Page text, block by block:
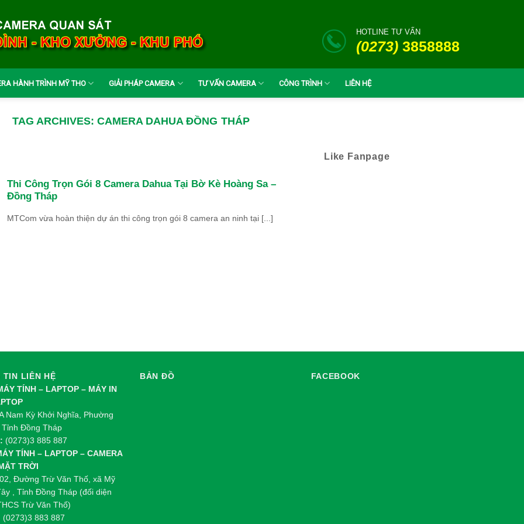
HOTLINE TƯ VẤN
(0273) 3858888
HÀNH TRÌNH MỸ THO GIẢI PHÁP CAMERA TƯ VẤN CAMERA CÔNG TRÌNH LIÊN HỆ
TAG ARCHIVES:CAMERA DAHUA ĐỒNG THÁP
Thi Công Trọn Gói 8 Camera Dahua Tại Bờ Kè Hoàng Sa –
Đồng Tháp
MTCom vừa hoàn thiện dự án thi công trọn gói 8 camera an ninh tại [...]
Like Fanpage
TIN LIÊN HỆ
TÍNH – LAPTOP – MÁY IN
Nam Kỳ Khởi Nghĩa, Phường
Tỉnh Đồng Tháp
(0273)3 885 887
TÍNH – LAPTOP – CAMERA
TRỜI
Đường Trừ Văn Thố, xã Mỹ
, Tỉnh Đồng Tháp (đối diện
Trừ Văn Thố)
(0273)3 883 887
BẢN ĐỒ FACEBOOK